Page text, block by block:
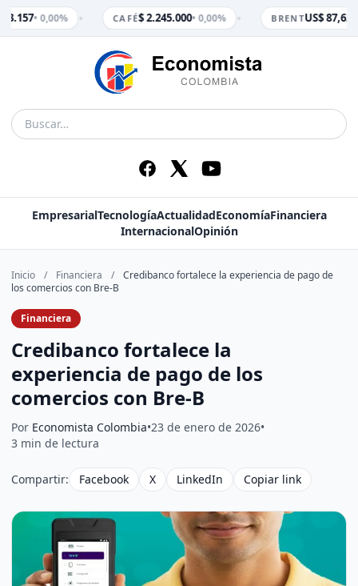
3.157• 0,00% CAFÉ$ 2.245.000• 0,00% BRENTUS$ 87,62•
EmpresarialTecnologíaActualidadEconomíaFinanciera
InternacionalOpinión
Inicio / Financiera /
Credibanco fortalece la experiencia de pago de
los comercios con Bre-B
Financiera
Credibanco fortalece la
experiencia de pago de los
comercios con Bre-B
Por Economista Colombia•23 de enero de 2026•
3 min de lectura
Compartir: Facebook X LinkedIn Copiar link